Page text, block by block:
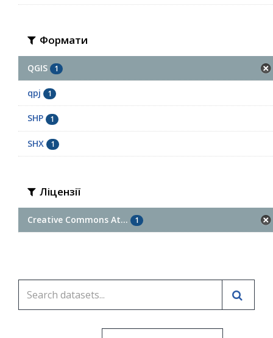
Формати
QGIS 1
qpj 1
SHP 1
SHX 1
Ліцензії
Creative Commons At... 1